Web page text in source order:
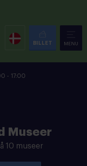
BILLET MENU
- 17:00
Museer
10 museer